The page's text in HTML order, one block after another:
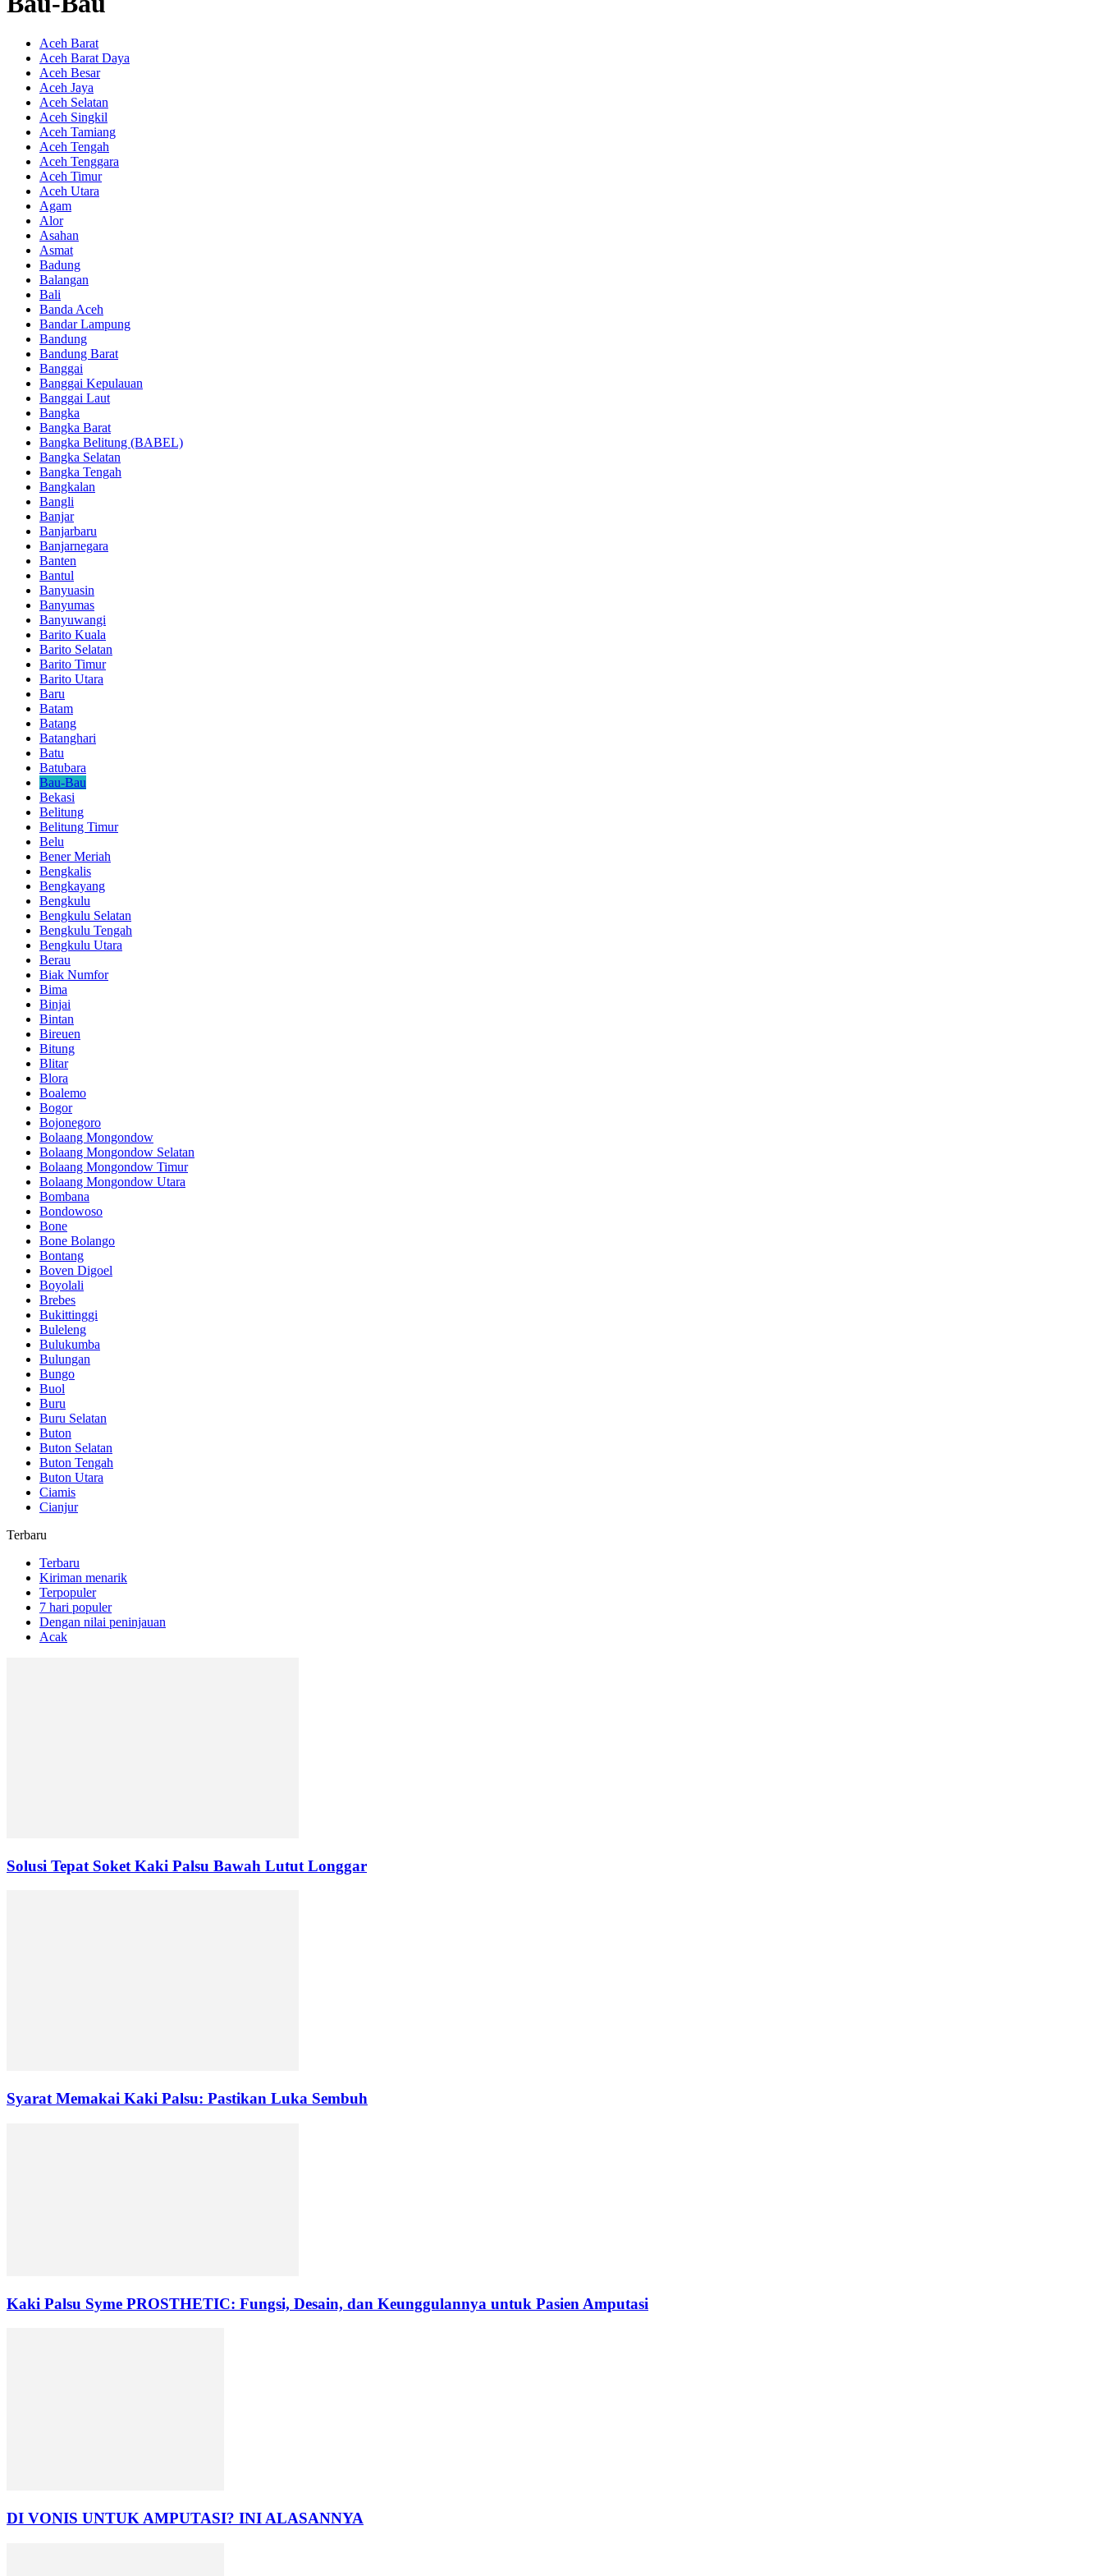
Aceh Barat
Aceh Barat Daya
Aceh Besar
Aceh Jaya
Aceh Selatan
Aceh Singkil
Aceh Tamiang
Aceh Tengah
Aceh Tenggara
Aceh Timur
Aceh Utara
Agam
Alor
Asahan
Asmat
Badung
Balangan
Bali
Banda Aceh
Bandar Lampung
Bandung
Bandung Barat
Banggai
Banggai Kepulauan
Banggai Laut
Bangka
Bangka Barat
Bangka Belitung (BABEL)
Bangka Selatan
Bangka Tengah
Bangkalan
Bangli
Banjar
Banjarbaru
Banjarnegara
Banten
Bantul
Banyuasin
Banyumas
Banyuwangi
Barito Kuala
Barito Selatan
Barito Timur
Barito Utara
Baru
Batam
Batang
Batanghari
Batu
Batubara
Bau-Bau
Bekasi
Belitung
Belitung Timur
Belu
Bener Meriah
Bengkalis
Bengkayang
Bengkulu
Bengkulu Selatan
Bengkulu Tengah
Bengkulu Utara
Berau
Biak Numfor
Bima
Binjai
Bintan
Bireuen
Bitung
Blitar
Blora
Boalemo
Bogor
Bojonegoro
Bolaang Mongondow
Bolaang Mongondow Selatan
Bolaang Mongondow Timur
Bolaang Mongondow Utara
Bombana
Bondowoso
Bone
Bone Bolango
Bontang
Boven Digoel
Boyolali
Brebes
Bukittinggi
Buleleng
Bulukumba
Bulungan
Bungo
Buol
Buru
Buru Selatan
Buton
Buton Selatan
Buton Tengah
Buton Utara
Ciamis
Cianjur
Terbaru
Terbaru
Kiriman menarik
Terpopuler
7 hari populer
Dengan nilai peninjauan
Acak
Solusi Tepat Soket Kaki Palsu Bawah Lutut Longgar
Syarat Memakai Kaki Palsu: Pastikan Luka Sembuh
Kaki Palsu Syme PROSTHETIC: Fungsi, Desain, dan Keunggulannya untuk Pasien Amputasi
DI VONIS UNTUK AMPUTASI? INI ALASANNYA